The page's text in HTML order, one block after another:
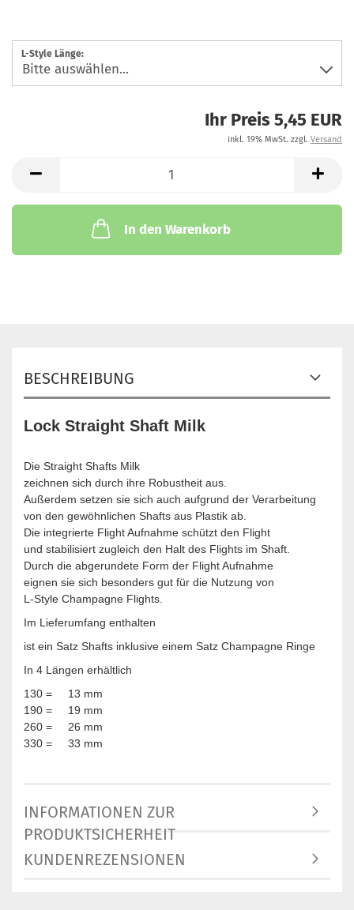
L-Style Länge:
Ihr Preis 5,45 EUR
inkl. 19% MwSt. zzgl. Versand
In den Warenkorb
BESCHREIBUNG
Lock Straight Shaft Milk
Die Straight Shafts Milk
zeichnen sich durch ihre Robustheit aus.
Außerdem setzen sie sich auch aufgrund der Verarbeitung
von den gewöhnlichen Shafts aus Plastik ab.
Die integrierte Flight Aufnahme schützt den Flight
und stabilisiert zugleich den Halt des Flights im Shaft.
Durch die abgerundete Form der Flight Aufnahme
eignen sie sich besonders gut für die Nutzung von
L-Style Champagne Flights.
Im Lieferumfang enthalten
ist ein Satz Shafts inklusive einem Satz Champagne Ringe
In 4 Längen erhältlich
130 = 13 mm
190 = 19 mm
260 = 26 mm
330 = 33 mm
INFORMATIONEN ZUR
PRODUKTSICHERHEIT
KUNDENREZENSIONEN